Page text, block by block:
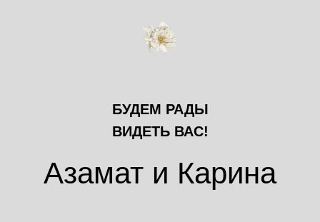
Азамат и Карина
БУДЕМ РАДЫ
ВИДЕТЬ ВАС!